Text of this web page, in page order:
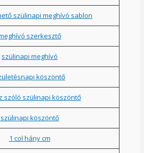
szülinapi meghívó sablon
szerkesztő
szülinapi meghívó
köszöntő
szóló szülinapi köszöntő
szülinapi köszöntő
1 col hány cm